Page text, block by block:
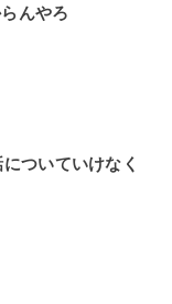
んやろ
ついていけなく